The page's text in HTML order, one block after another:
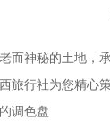
神秘的土地，承
旅行社为您精心
调色盘